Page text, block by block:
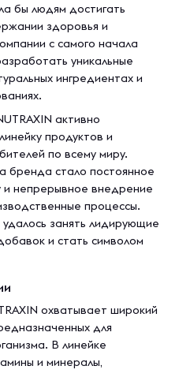
бы людям достигать
здоровья и
с самого начала
уникальные
ингредиентах и
активно
продуктов и
по всему миру.
бренда стало постоянное
и непрерывное внедрение
процессы.
занять лидирующие
и стать символом
охватывает широкий
для
В линейке
и минералы,